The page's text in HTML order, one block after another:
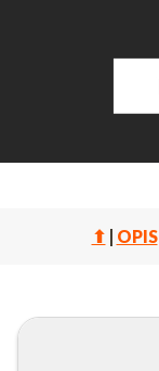
⬆ OPIS|